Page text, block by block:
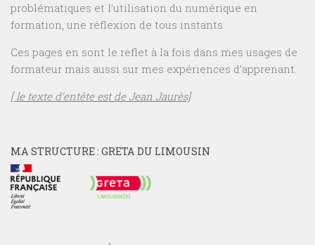
problématiques et l’utilisation du numérique en
formation, une réflexion de tous instants.
Ces pages en sont le reflet à la fois dans mes usages de
formateur mais aussi sur mes expériences d’apprenant.
[ le texte d’entête est de Jean Jaurès]
MA STRUCTURE : GRETA DU LIMOUSIN